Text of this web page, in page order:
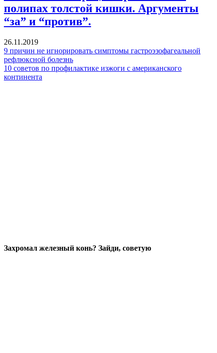
полипах толстой кишки. Аргументы
“за” и “против”.
26.11.2019
9 причин не игнорировать симптомы гастроэзофагеальной
рефлюксной болезнь
10 советов по профилактике изжоги с американского
континента
Захромал железный конь? Зайди, советую